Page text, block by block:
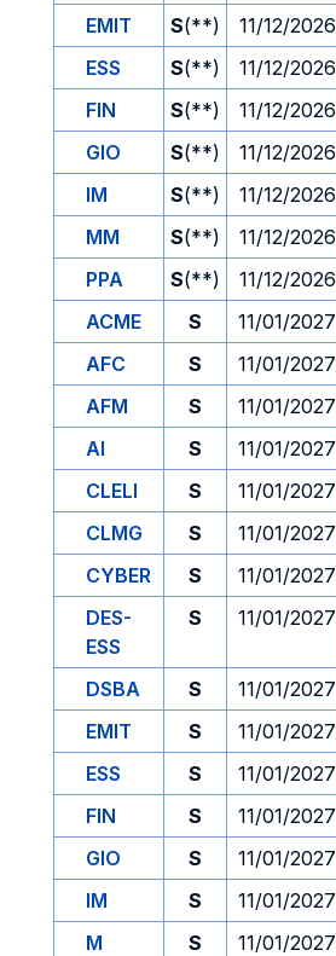
EMIT
S(**) 11/12/2026
ESS
S(**) 11/12/2026
FIN
S(**) 11/12/2026
GIO
S(**) 11/12/2026
IM
S(**) 11/12/2026
MM
S(**) 11/12/2026
PPA
S(**) 11/12/2026
ACME
S 11/01/2027
AFC
S 11/01/2027
AFM
S 11/01/2027
AI
S 11/01/2027
CLELI
S 11/01/2027
CLMG
S 11/01/2027
CYBER
S 11/01/2027
DES-
ESS
S 11/01/2027
DSBA S 11/01/2027
EMIT
S 11/01/2027
ESS
S 11/01/2027
FIN
S 11/01/2027
GIO
S 11/01/2027
IM
S 11/01/2027
M
S 11/01/2027